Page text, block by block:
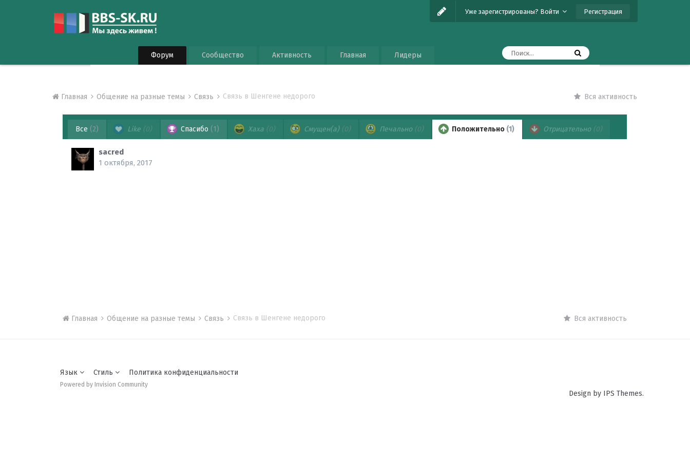
Уже зарегистрированы? Войти Регистрация
Форум Сообщество Активность Главная Лидеры
Вся активность
Главная Общение на разные темы Cвязь Связь в Шенгене недорого
Все (2) Like (0) Спасибо (1) Хаха (0) Смущен(а) (0) Печально (0) Положительно (1) Отрицательно (0)
sacred
1 октября, 2017
Вся активность
Главная Общение на разные темы Cвязь Связь в Шенгене недорого
Язык Стиль Политика конфиденциальности
Powered by Invision Community
Design by IPS Themes.